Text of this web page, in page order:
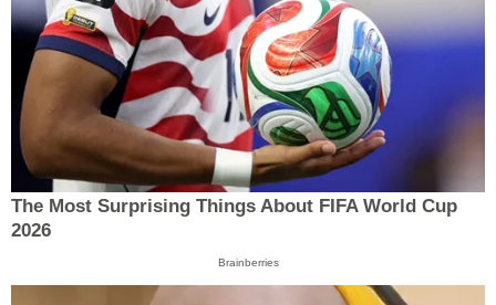
The Most Surprising Things About FIFA World Cup
2026
Brainberries